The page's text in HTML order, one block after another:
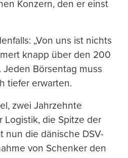
Konzern, den er einst
„Von uns ist nichts
knapp über den 200
Börsentag muss
tiefer erwarten.
zwei Jahrzehnte
Logistik, die Spitze der
nun die dänische DSV-
von Schenker den